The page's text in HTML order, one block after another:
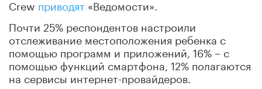
Crew приводят «Ведомости».
Почти 25% респондентов настроили
отслеживание местоположения ребенка с
помощью программ и приложений, 16% – с
помощью функций смартфона, 12% полагаются
на сервисы интернет-провайдеров.